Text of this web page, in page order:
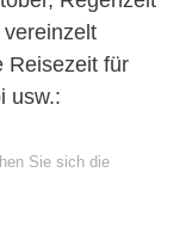
Reisezeit für
usw.:
Sie sich die